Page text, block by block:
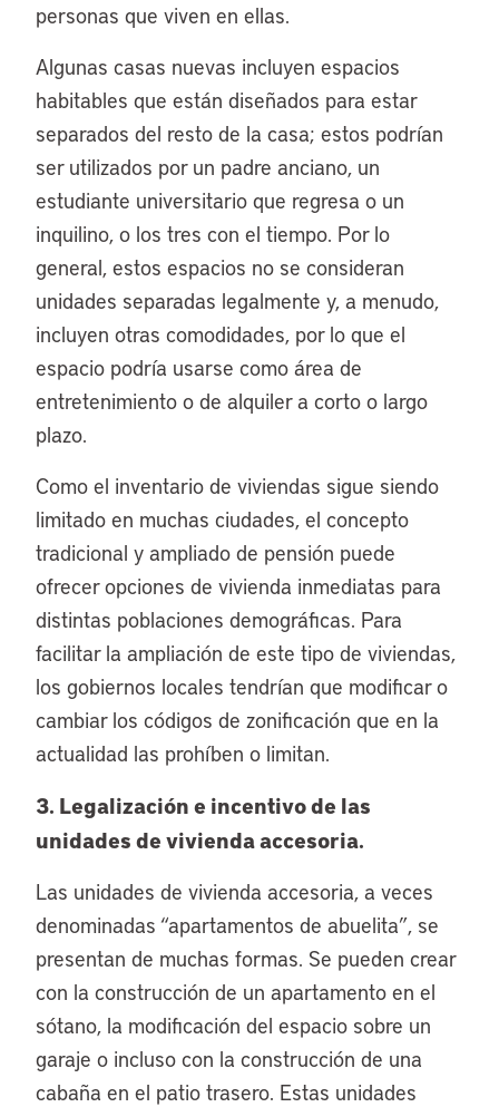
personas que viven en ellas.
Algunas casas nuevas incluyen espacios
habitables que están diseñados para estar
separados del resto de la casa; estos podrían
ser utilizados por un padre anciano, un
estudiante universitario que regresa o un
inquilino, o los tres con el tiempo. Por lo
general, estos espacios no se consideran
unidades separadas legalmente y, a menudo,
incluyen otras comodidades, por lo que el
espacio podría usarse como área de
entretenimiento o de alquiler a corto o largo
plazo.
Como el inventario de viviendas sigue siendo
limitado en muchas ciudades, el concepto
tradicional y ampliado de pensión puede
ofrecer opciones de vivienda inmediatas para
distintas poblaciones demográficas. Para
facilitar la ampliación de este tipo de viviendas,
los gobiernos locales tendrían que modificar o
cambiar los códigos de zonificación que en la
actualidad las prohíben o limitan.
3. Legalización e incentivo de las
unidades de vivienda accesoria.
Las unidades de vivienda accesoria, a veces
denominadas “apartamentos de abuelita”, se
presentan de muchas formas. Se pueden crear
con la construcción de un apartamento en el
sótano, la modificación del espacio sobre un
garaje o incluso con la construcción de una
cabaña en el patio trasero. Estas unidades